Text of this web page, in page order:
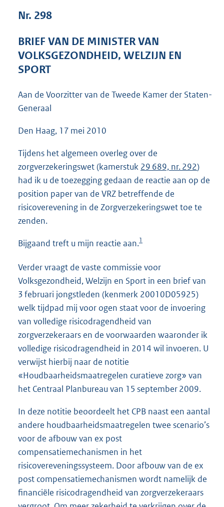
e
:
b
Nr. 298
BRIEF VAN DE MINISTER VAN
VOLKSGEZONDHEID, WELZIJN EN
SPORT
Aan de Voorzitter van de Tweede Kamer der Staten-
Generaal
Den Haag, 17 mei 2010
Tijdens het algemeen overleg over de
zorgverzekeringswet (kamerstuk 29 689, nr. 292)
had ik u de toezegging gedaan de reactie aan op de
position paper van de VRZ betreffende de
risicoverevening in de Zorgverzekeringswet toe te
zenden.
Bijgaand treft u mijn reactie aan.1
Verder vraagt de vaste commissie voor
Volksgezondheid, Welzijn en Sport in een brief van
3 februari jongstleden (kenmerk 20010D05925)
welk tijdpad mij voor ogen staat voor de invoering
van volledige risicodragendheid van
zorgverzekeraars en de voorwaarden waaronder ik
volledige risicodragendheid in 2014 wil invoeren. U
verwijst hierbij naar de notitie
«Houdbaarheidsmaatregelen curatieve zorg» van
het Centraal Planbureau van 15 september 2009.
In deze notitie beoordeelt het CPB naast een aantal
andere houdbaarheidsmaatregelen twee scenario’s
voor de afbouw van ex post
compensatiemechanismen in het
risicovereveningssysteem. Door afbouw van de ex
post compensatiemechanismen wordt namelijk de
financiële risicodragendheid van zorgverzekeraars